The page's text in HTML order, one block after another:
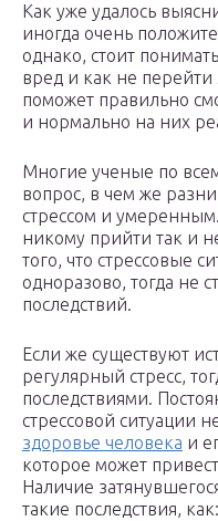
Как уже удалось
иногда очень
однако, стоит
вред и как не перейти
поможет правильно
и нормально на них
Многие ученые по
вопрос, в чем же
стрессом и
никому прийти так и
того, что стрессовые
одноразово, тогда не
последствий.
Если же существуют
регулярный стресс,
последствиями.
стрессовой ситуации
здоровье человека и
которое может
Наличие
такие последствия, как: